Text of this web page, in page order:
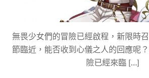
無畏少女們的冒險已經啟程，新限時
節臨近，能否收到心儀之人的回應呢
險已經來臨 […]